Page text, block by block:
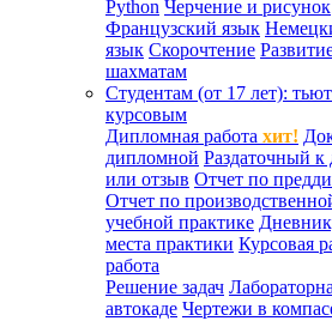
Python Черчение и рисунок
Французский язык
язык Скорочтение
шахматам
Студентам (от 17 лет):
курсовым
Дипломная работа хит!
дипломной Раздаточный
или отзыв Отчет по
Отчет по
учебной практике
места практики Курсовая
работа
Решение задач
автокаде Чертежи в